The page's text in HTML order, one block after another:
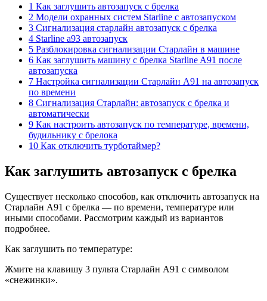
1 Как заглушить автозапуск с брелка
2 Модели охранных систем Starline с автозапуском
3 Сигнализация старлайн автозапуск с брелка
4 Starline a93 автозапуск
5 Разблокировка сигнализации Старлайн в машине
6 Как заглушить машину с брелка Starline A91 после
автозапуска
7 Настройка сигнализации Старлайн А91 на автозапуск
по времени
8 Сигнализация Старлайн: автозапуск с брелка и
автоматически
9 Как настроить автозапуск по температуре, времени,
будильнику с брелока
10 Как отключить турботаймер?
Как заглушить автозапуск с брелка
Существует несколько способов, как отключить автозапуск на
Старлайн А91 с брелка — по времени, температуре или
иными способами. Рассмотрим каждый из вариантов
подробнее.
Как заглушить по температуре:
Жмите на клавишу 3 пульта Старлайн А91 с символом
«снежинки».